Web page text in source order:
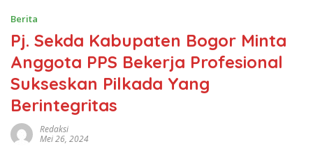
Berita
Pj. Sekda Kabupaten Bogor Minta
Anggota PPS Bekerja Profesional
Sukseskan Pilkada Yang
Berintegritas
Redaksi
Mei 26, 2024